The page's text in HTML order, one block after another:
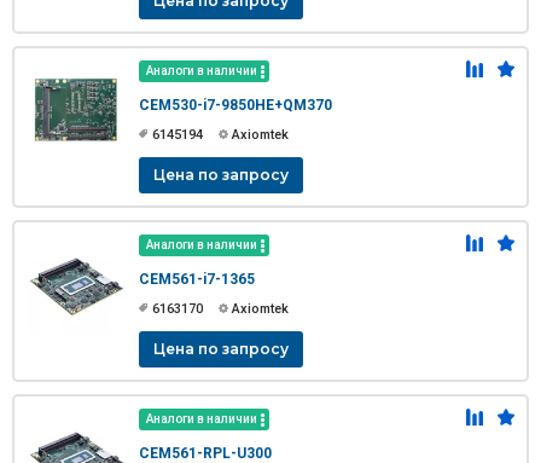
Аналоги в наличии
CEM530-i7-9850HE+QM370
6145194 Axiomtek
Цена по запросу
Аналоги в наличии
CEM561-i7-1365
6163170 Axiomtek
Цена по запросу
Аналоги в наличии
CEM561-RPL-U300